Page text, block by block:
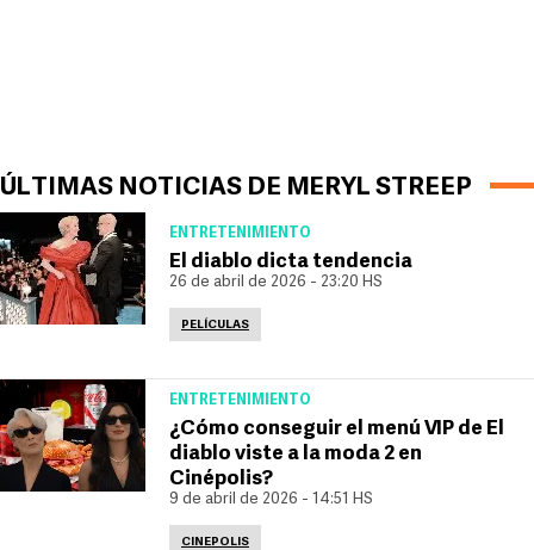
ÚLTIMAS NOTICIAS DE MERYL STREEP
ENTRETENIMIENTO
El diablo dicta tendencia
26 de abril de 2026 - 23:20 HS
PELÍCULAS
ENTRETENIMIENTO
¿Cómo conseguir el menú VIP de El
diablo viste a la moda 2 en
Cinépolis?
9 de abril de 2026 - 14:51 HS
CINEPOLIS